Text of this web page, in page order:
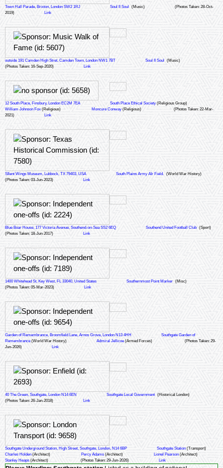
Town Hall Parade, Brixton, London SW2 1RJ Soul II Soul (Music)
(Photos Taken: 28-Oct-
2019)
Link
outside 191 Camden High Stret, Camden Town, London NW1 7BT Soul II Soul (Music)
(Photos Taken: 16-Sep-2020)
Link
12 South Place, Finsbury, London EC2M 7EA South Place Ethical Society (Religious Group)
William Johnson Fox (Religious) Moncure Conway (Religious)
(Photos Taken: 22-Mar-
2021)
Link
SIlent Wings Museum, Lubbock, TX 79403, USA South Plains Army AIr Field.
(World War History)
(Photos Taken: 03-Jun-2023)
Link
Blue Boar House, 177 Victoria Avenue, Southend-on-Sea SS2 6EQ Southend United Football Club (Sport)
(Photos Taken: 18-Jun-2017)
Link
1400 Whitehead St, Key West, FL 33040, United States Southernmost Point Marker (Misc)
(Photos Taken: 05-Mar-2023)
Link
Garden of Remembrance, Broomfield Lane, Arnos Grove, London N13 4HH
Southgate Garden of
Remembrance (World War History) Admiral Jellicoe (Armed Forces)
(Photos Taken: 29-
Jun-2026)
Link
40 The Green, Southgate, London N14 6EN Southgate Local Government (Historical London)
(Photos Taken: 26-Jan-2018)
Link
Southgate Underground Station, High Street, Southgate, London, N14 6BP Southgate Station (Transport)
Charles Holden (Architect) Percy Adams (Architect) Lionel Pearson (Architect)
Stanley Heaps (Architect) (Photos Taken: 29-Jun-2026) Link